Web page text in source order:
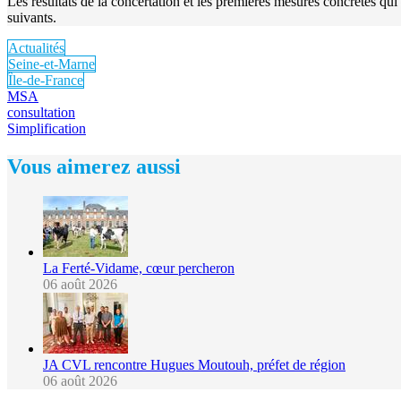
suivants.
Actualités
Seine-et-Marne
Île-de-France
MSA
consultation
Simplification
Vous aimerez aussi
La Ferté-Vidame, cœur percheron
06 août 2026
JA CVL rencontre Hugues Moutouh, préfet de région
06 août 2026